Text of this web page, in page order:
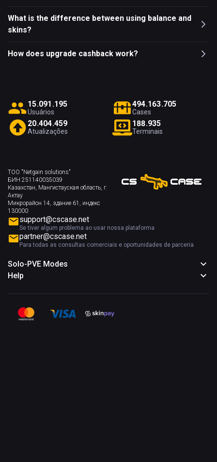
What is the difference between using balance and
skins?
How does upgrade cashback work?
15.091 .195
Usuários
494.163.705
Cases
20.404.459
Atualizações
188.935
Terminais
ТОО "Netgain solutions"
БИН 251140035039
Казахстан, Мангистауская область, г.
Актау
Микрорайон 14, здание 61, индекс
130000
support@cscase.net
Se tiver algum problema ao usar nossa plataforma
partner@cscase.net
Para todas as consultas comerciais e oportunidades de parceria
Solo-PVE Modes
Help